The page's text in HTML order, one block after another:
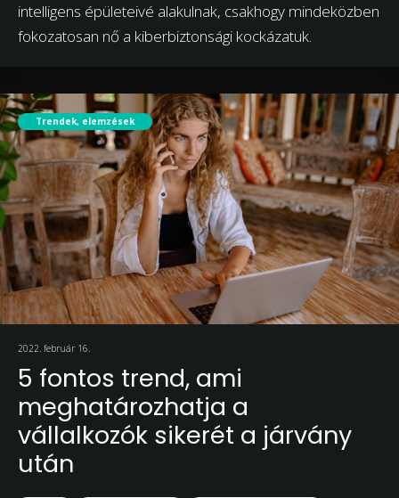
intelligens épületeivé alakulnak, csakhogy mindeközben
fokozatosan nő a kiberbiztonsági kockázatuk.
Trendek, elemzések
2022. február 16.
5 fontos trend, ami
meghatározhatja a
vállalkozók sikerét a járvány
után